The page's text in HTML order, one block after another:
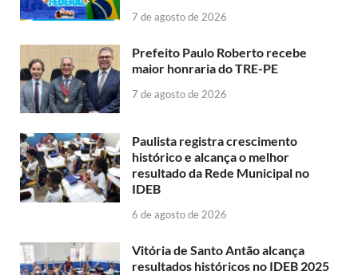
7 de agosto de 2026
Prefeito Paulo Roberto recebe
maior honraria do TRE-PE
7 de agosto de 2026
Paulista registra crescimento
histórico e alcança o melhor
resultado da Rede Municipal no
IDEB
6 de agosto de 2026
Vitória de Santo Antão alcança
resultados históricos no IDEB 2025